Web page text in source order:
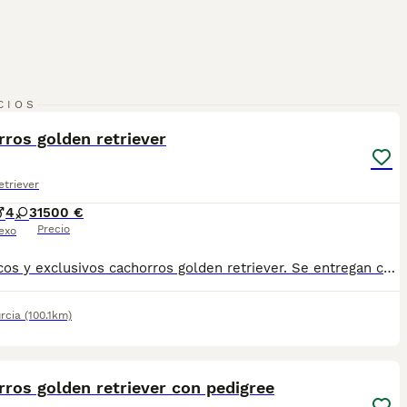
golden retriever
4 31500 €
Precio
Magníficos y exclusivos cachorros golden retriever. Se entregan con dos meses,,desparasitados, con dos vacunas, cartilla sanitaria oficial sellada por veterinario. Garantía vírica 7 días . Hijos de nuestras cinco hembras reproductoras: Chanel de retrievercan, Electra de retrievercan, Guess de retrievercan, Gucci de retrievercan, y Prada de retrievercan. Luego tenemos a nuestros dos espectaculares machos: Larry de la charola y Napoleón de retrievercan, ambos nietos de campeones del mundo con líneas de sangre de Thevenet, la charola, Ria vela, lenda moura. Con magníficos pedigríes. Todos nuestros progenitores están libres de displasia de cadera y codo. Aportamos certificados oficiales de avepa o setov. Criador con afijo reconocido por el FCI, n. 23097… RETRIEVERCAN… de la Real Sociedad Canina Española. Criador acreditado con núcleo zoológico n. ES 300240540893. Cría selecta,responsable y en familia. Máxima calidad en morfología y carácter. Se pueden ver los cachorros y los padres, sin compromiso alguno de compra . Se admiten reservas. Fotos reales, hechas en casa. Atiendo gustosamente por whatsapp o teléfono en el número 639609024. Un cordial saludo. Juan Antonio. Síguenos en Instagram. Número de Microchip: 945000002467618 Núcleo Zoológico: ES300240540893
(100.1km)
golden retriever con pedigree